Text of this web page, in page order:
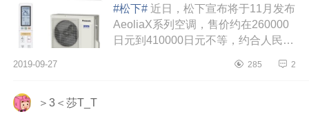
#松下# 近日，松下宣布将于11月发布
AeoliaX系列空调，售价约在260000
日元到410000日元不等，约合人民币
充高浓度的Nanoe-X，并新增了内部
2019-09-27 285 2
＞3＜莎T_T